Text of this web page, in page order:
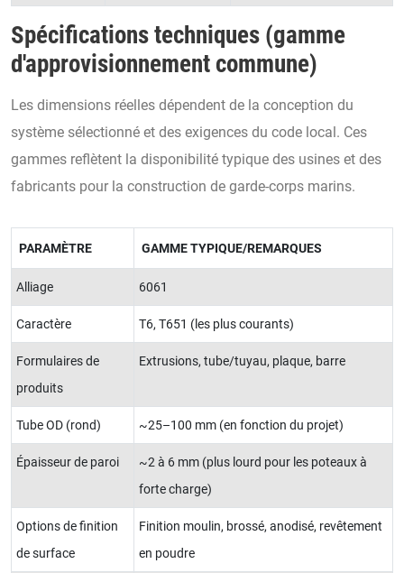
Spécifications techniques (gamme
d'approvisionnement commune)
Les dimensions réelles dépendent de la conception du
système sélectionné et des exigences du code local. Ces
gammes reflètent la disponibilité typique des usines et des
fabricants pour la construction de garde-corps marins.
PARAMÈTRE GAMME TYPIQUE/REMARQUES
Alliage 6061
Caractère T6, T651 (les plus courants)
Formulaires de
produits
Extrusions, tube/tuyau, plaque, barre
Tube OD (rond) ~25–100 mm (en fonction du projet)
Épaisseur de paroi
~2 à 6 mm (plus lourd pour les poteaux à
forte charge)
Options de finition
de surface
Finition moulin, brossé, anodisé, revêtement
en poudre